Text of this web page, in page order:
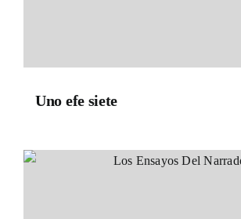
Uno efe siete